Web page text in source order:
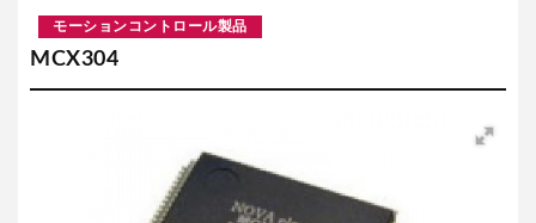
モーションコントロール製品
MCX304